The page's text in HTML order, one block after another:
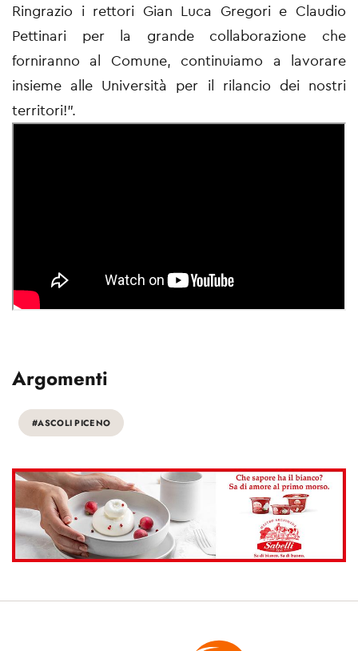
Ringrazio i rettori Gian Luca Gregori e Claudio
Pettinari per la grande collaborazione che
forniranno al Comune, continuiamo a lavorare
insieme alle Università per il rilancio dei nostri
territori!".
Argomenti
#ASCOLI PICENO